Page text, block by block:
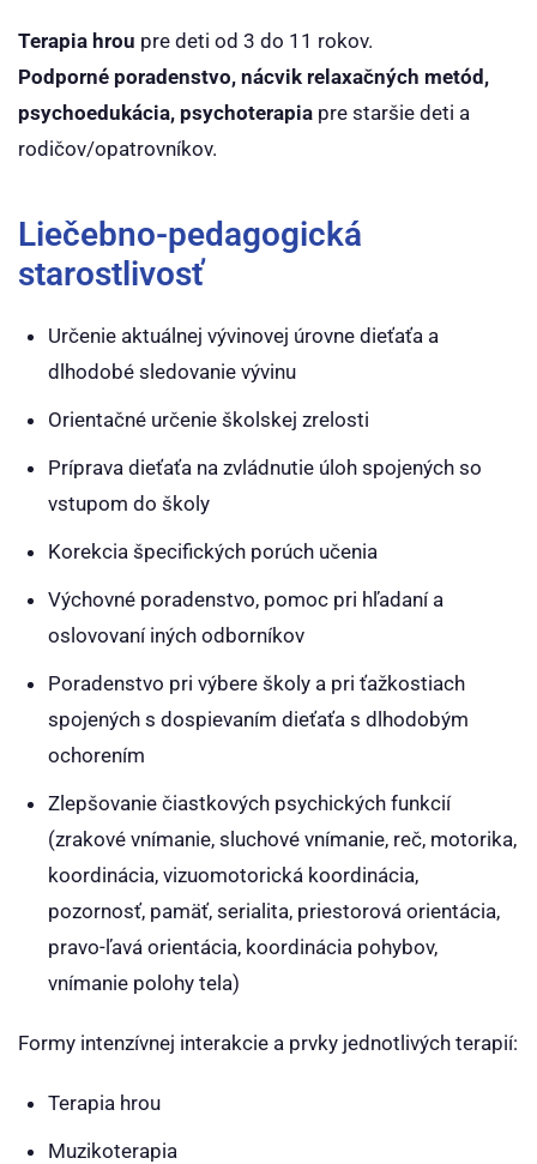
Terapia hrou pre deti od 3 do 11 rokov.
Podporné poradenstvo, nácvik relaxačných metód,
psychoedukácia, psychoterapia pre staršie deti a
rodičov/opatrovníkov.
Liečebno-pedagogická
starostlivosť
Určenie aktuálnej vývinovej úrovne dieťaťa a
dlhodobé sledovanie vývinu
Orientačné určenie školskej zrelosti
Príprava dieťaťa na zvládnutie úloh spojených so
vstupom do školy
Korekcia špecifických porúch učenia
Výchovné poradenstvo, pomoc pri hľadaní a
oslovovaní iných odborníkov
Poradenstvo pri výbere školy a pri ťažkostiach
spojených s dospievaním dieťaťa s dlhodobým
ochorením
Zlepšovanie čiastkových psychických funkcií
(zrakové vnímanie, sluchové vnímanie, reč, motorika,
koordinácia, vizuomotorická koordinácia,
pozornosť, pamäť, serialita, priestorová orientácia,
pravo-ľavá orientácia, koordinácia pohybov,
vnímanie polohy tela)
Formy intenzívnej interakcie a prvky jednotlivých terapií:
Terapia hrou
Muzikoterapia